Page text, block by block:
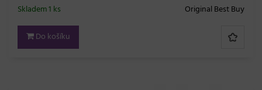
Original Best Buy
Skladem 1 ks
Do košíku